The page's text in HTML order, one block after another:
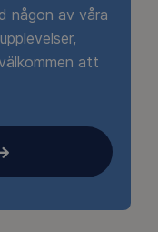
någon av våra
att